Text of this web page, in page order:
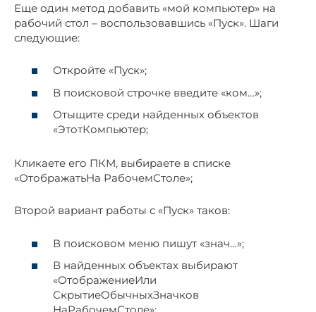
Еще один метод добавить «мой компьютер» на
рабочий стол – воспользовавшись «Пуск». Шаги
следующие:
Откройте «Пуск»;
В поисковой строчке введите «ком…»;
Отыщите среди найденных объектов
«ЭтотКомпьютер;
Кликаете его ПКМ, выбираете в списке
«ОтображатьНа РабочемСтоле»;
Второй вариант работы с «Пуск» таков:
В поисковом меню пишут «знач…»;
В найденных объектах выбирают
«ОтображениеИли
СкрытиеОбычныхЗначков